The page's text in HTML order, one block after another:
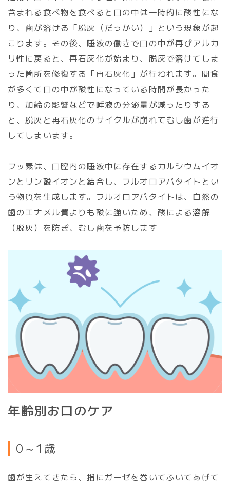
含まれる食べ物を食べると口の中は一時的に酸性にな
り、歯が溶ける「脱灰（だっかい）」という現象が起
こります。その後、唾液の働きで口の中が再びアルカ
リ性に戻ると、再石灰化が始まり、脱灰で溶けてしま
った箇所を修復する「再石灰化」が行われます。間食
が多くて口の中が酸性になっている時間が長かった
り、加齢の影響などで唾液の分泌量が減ったりする
と、脱灰と再石灰化のサイクルが崩れてむし歯が進行
してしまいます。
フッ素は、口腔内の唾液中に存在するカルシウムイオ
ンとリン酸イオンと結合し、フルオロアパタイトとい
う物質を生成します。フルオロアパタイトは、自然の
歯のエナメル質よりも酸に強いため、酸による溶解
（脱灰）を防ぎ、むし歯を予防します
年齢別お口のケア
0～1歳
歯が生えてきたら、指にガーゼを巻いてふいてあげて